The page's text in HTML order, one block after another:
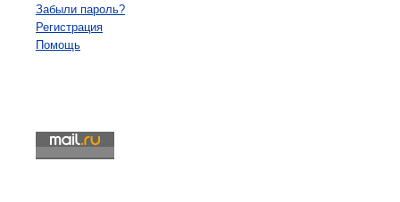
Забыли пароль?
Регистрация
Помощь